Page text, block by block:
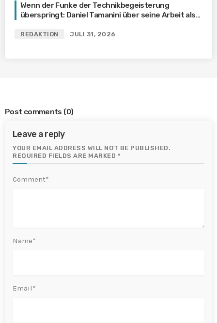
Wenn der Funke der Technikbegeisterung
überspringt: Daniel Tamanini über seine Arbeit als
Wichtigkeit inspirierender Mentoren
REDAKTION JULI 31, 2026
Post comments (0)
Leave a reply
YOUR EMAIL ADDRESS WILL NOT BE PUBLISHED.
REQUIRED FIELDS ARE MARKED *
Comment*
Name*
Email*